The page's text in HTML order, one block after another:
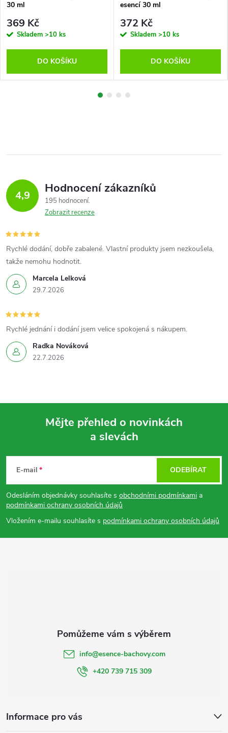
30 ml
369 Kč
Skladem >10 ks
DO KOŠÍKU
esencí 30 ml
372 Kč
Skladem >10 ks
DO KOŠÍKU
4,9 Hodnocení zákazníků
195 hodnocení
Zobrazit recenze
Marcela Lelková
29.7.2026
Rychlé dodání, dobře zabalené. Vlastní produkty jsem nezkoušela,
takže nemohu hodnotit.
Radka Nováková
22.7.2026
Rychlé jednání i dodání jsem velice spokojená s nákupem.
p
a
Mějte přehled o novinkách
a slevách
E-mail
Odesláním objednávky souhlasíte s obchodními podmínkami a
podmínkami ochrany osobních údajů
Vložením e-mailu souhlasíte s podmínkami ochrany osobních údajů
ODEBÍRAT
Informace pro vás
info@esence-bachovy.com
+420 739 715 309